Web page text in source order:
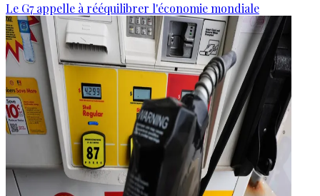
Le G7 appelle à rééquilibrer l'économie mondiale